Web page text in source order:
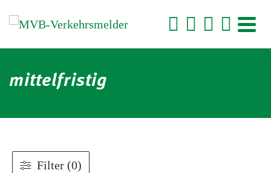
mittelfristig
Filter (0)